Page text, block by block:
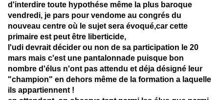
d'interdire toute hypothése même la plus baroque
vendredi, je pars pour vendome au congrés du
nouveau centre où le sujet sera évoqué,car cette
primaire est peut être liberticide,
l'udi devrait décider ou non de sa participation le 20
mars mais c'est une pantalonnade puisque bon
nombre d'élus n'ont pas attendu et déja désigné leur
"champion" en dehors même de la formation a laquelle
ils appartiennent !